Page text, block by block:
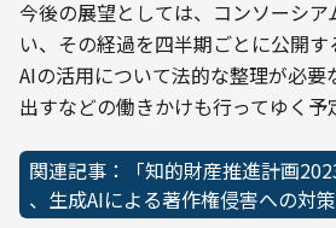
今後の展望としては、コンソーシ
い、その経過を四半期ごとに公開
AIの活用について法的な整理が必要
出すなどの働きかけも行ってゆく予
関連記事：「知的財産推進計画
、生成AIによる著作権侵害への対